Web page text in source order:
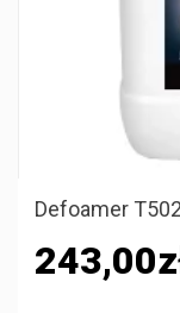
Defoamer
243,00